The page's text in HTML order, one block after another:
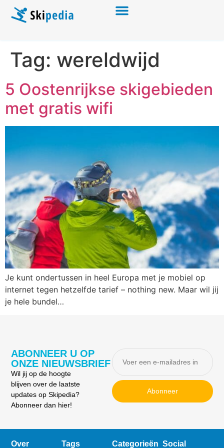
Tag: wereldwijd
5 Oostenrijkse skigebieden
met gratis wifi
Je kunt ondertussen in heel Europa met je mobiel op
internet tegen hetzelfde tarief – nothing new. Maar wil jij
je hele bundel…
ABONNEER U OP
ONZE NIEUWSBRIEF
Wil jij op de hoogte
blijven over de laatste
updates op Skipedia?
Abonneer dan hier!
Abonneer
Over Tags Categorieën Social